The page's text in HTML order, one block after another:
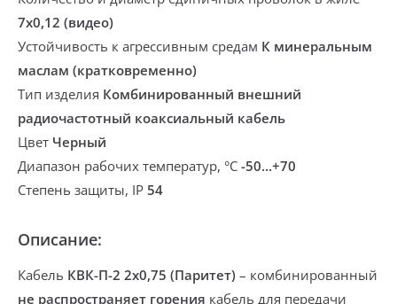
7х0,12 (видео)
Устойчивость к агрессивным средам К минеральным
маслам (кратковременно)
Тип изделия Комбинированный внешний
радиочастотный коаксиальный кабель
Цвет Черный
Диапазон рабочих температур, °С -50...+70
Степень защиты, IP 54
Описание:
Кабель КВК-П-2 2х0,75 (Паритет) – комбинированный
не распространяет горения кабель для передачи